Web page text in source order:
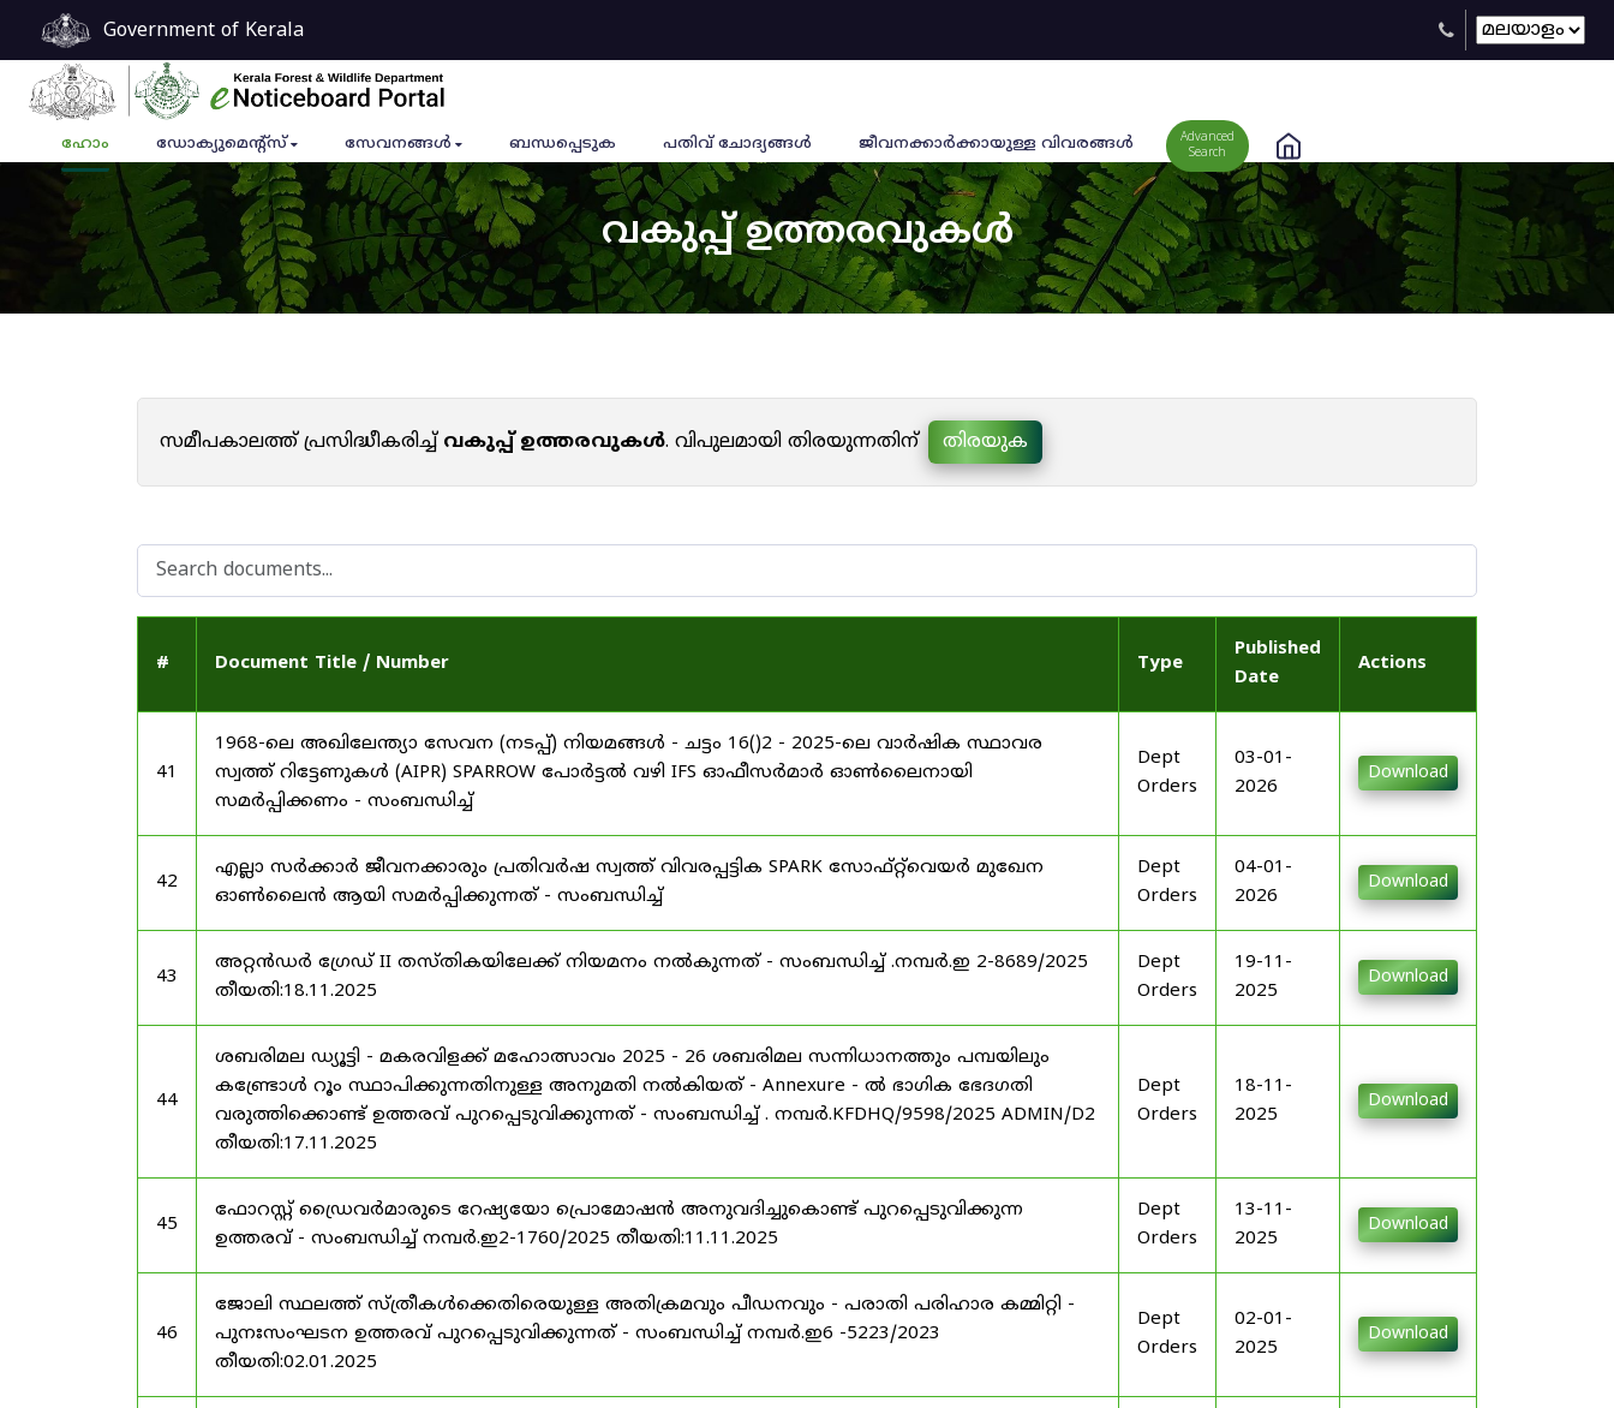
Government of Kerala
ഹോം ഡോക്യുമെൻ്റ്സ് സേവനങ്ങൾ ബന്ധപ്പെടുക പതിവ് ചോദ്യങ്ങൾ ജീവനക്കാര്‍ക്കായുള്ള വിവരങ്ങള്‍
Advanced
Search
വകുപ്പ് ഉത്തരവുകൾ
സമീപകാലത്ത് പ്രസിദ്ധീകരിച്ച്വകുപ്പ് ഉത്തരവുകൾ. വിപുലമായി തിരയുന്നതിന് തിരയുക
# Document Title / Number Type
Published
Date
Actions
41
1968-ലെ അഖിലേന്ത്യാ സേവന (നടപ്പ്) നിയമങ്ങൾ - ചട്ടം 16()2 - 2025-ലെ വാർഷിക സ്ഥാവര
സ്വത്ത് റിട്ടേണുകൾ (AIPR) SPARROW പോർട്ടൽ വഴി IFS ഓഫീസർമാർ ഓൺലൈനായി
സമർപ്പിക്കണം - സംബന്ധിച്ച്
Dept
Orders
03-01-
2026
Download
42
എല്ലാ സർക്കാർ ജീവനക്കാരും പ്രതിവർഷ സ്വത്ത് വിവരപ്പട്ടിക SPARK സോഫ്റ്റ്‌വെയർ മുഖേന
ഓൺലൈൻ ആയി സമർപ്പിക്കുന്നത് - സംബന്ധിച്ച്
Dept
Orders
04-01-
2026
Download
43
അറ്റൻഡർ ഗ്രേഡ് II തസ്തികയിലേക്ക് നിയമനം നൽകുന്നത് - സംബന്ധിച്ച് .നമ്പർ.ഇ 2-8689/2025
തീയതി:18.11.2025
Dept
Orders
19-11-
2025
Download
44
ശബരിമല ഡ്യൂട്ടി - മകരവിളക്ക് മഹോത്സാവം 2025 - 26 ശബരിമല സന്നിധാനത്തും പമ്പയിലും
കണ്ട്രോൾ റൂം സ്ഥാപിക്കുന്നതിനുള്ള അനുമതി നൽകിയത് - Annexure - ൽ ഭാഗിക ഭേദഗതി
വരുത്തിക്കൊണ്ട് ഉത്തരവ് പുറപ്പെടുവിക്കുന്നത് - സംബന്ധിച്ച് . നമ്പർ.KFDHQ/9598/2025 ADMIN/D2
തീയതി:17.11.2025
Dept
Orders
18-11-
2025
Download
45
ഫോറസ്റ്റ് ഡ്രൈവർമാരുടെ റേഷ്യയോ പ്രൊമോഷൻ അനുവദിച്ചുകൊണ്ട് പുറപ്പെടുവിക്കുന്ന
ഉത്തരവ് - സംബന്ധിച്ച് നമ്പർ.ഇ2-1760/2025 തീയതി:11.11.2025
Dept
Orders
13-11-
2025
Download
46
ജോലി സ്ഥലത്ത് സ്ത്രീകൾക്കെതിരെയുള്ള അതിക്രമവും പീഡനവും - പരാതി പരിഹാര കമ്മിറ്റി -
പുനഃസംഘടന ഉത്തരവ് പുറപ്പെടുവിക്കുന്നത് - സംബന്ധിച്ച് നമ്പർ.ഇ6 -5223/2023
തീയതി:02.01.2025
Dept
Orders
02-01-
2025
Download